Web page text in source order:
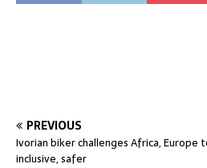
PREVIOUS
Ivorian biker challenges Africa, Europe
inclusive, safer